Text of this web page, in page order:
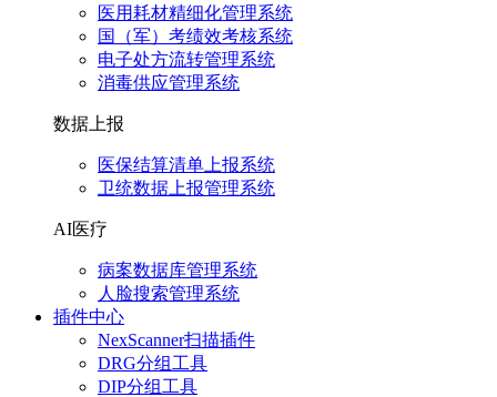
医用耗材精细化管理系统
国（军）考绩效考核系统
电子处方流转管理系统
消毒供应管理系统
数据上报
医保结算清单上报系统
卫统数据上报管理系统
AI医疗
病案数据库管理系统
人脸搜索管理系统
插件中心
NexScanner扫描插件
DRG分组工具
DIP分组工具